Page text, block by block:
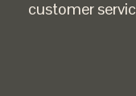
customer